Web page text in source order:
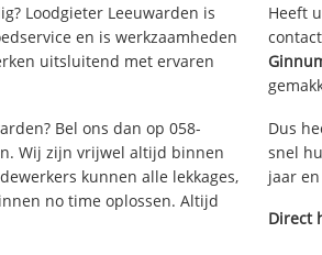
Loodgieter Leeuwarden is
en is werkzaamheden
uitsluitend met ervaren
Bel ons dan op 058-
Wij zijn vrijwel altijd binnen
kunnen alle lekkages,
no time oplossen. Altijd
Heeft
Dus
snel
jaar
Direct